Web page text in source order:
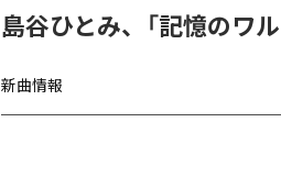
島谷ひとみ、「記憶のワ
新曲情報